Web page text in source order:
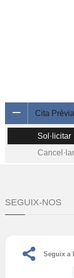
Cita
Sol·licitar
Cancel·lar
SEGUIX-NOS
Seguix a